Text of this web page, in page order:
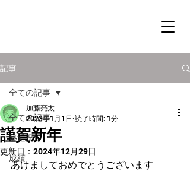
記事
全ての記事
塾近況
成績
全ての記事
謹賀新年
加藤亮太
2023年1月1日 読了時間: 1分
更新日： 2024年12月29日
あけましておめでとうございます